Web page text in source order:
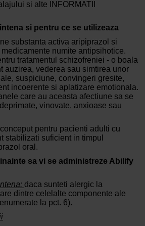
si alte INFORMATII
si pentru ce se utilizeaza
substanta activa aripiprazol si
numite antipsihotice.
tratamentul schizofreniei - o boala
auzirea, vederea sau simtirea unor
suspiciune, convingeri gresite,
incoerente si aplatizare emotionala.
care au aceasta afectiune sa se
vinovate, anxioase sau
pentru pacienti adulti cu
stabilizati suficient in timpul
oral.
sa vi se administreze Abilify
daca sunteti alergic la
dintre celelalte componente ale
la pct. 6).